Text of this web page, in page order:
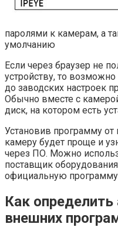
паролями к камерам, а
умолчанию
Если через браузер не
устройству, то
до заводских настроек
Обычно вместе с
диск, на котором есть
Установив программу от
камеру будет проще и
через ПО. Можно
поставщик
официальную
Как
внешних